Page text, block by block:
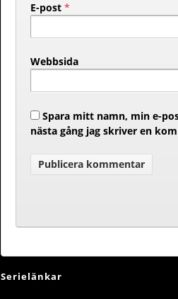
E-post *
Webbsida
Spara mitt namn, min e-
nästa gång jag skriver en
Serielänkar